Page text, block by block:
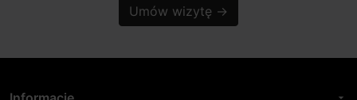
Umów wizytę →
arrow_drop_down